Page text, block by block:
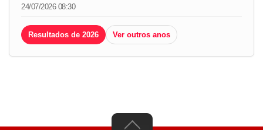
24/07/2026 08:30
Resultados de 2026 Ver outros anos